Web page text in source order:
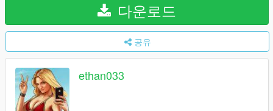
다운로드
공유
ethan033